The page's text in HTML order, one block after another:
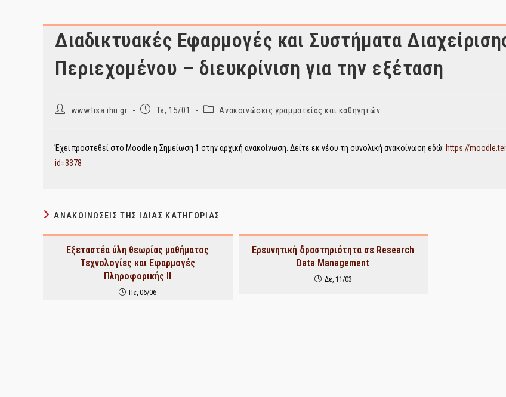
Διαδικτυακές Εφαρμογές και Συστήματα
Περιεχομένου – διευκρίνιση για την εξέταση
Postwww.lisa.ihu.gr
PostΤε, 15/01
PostΑνακοινώσεις γραμματείας και καθηγητών
Έχει προστεθεί στο Moodle η Σημείωση 1 στην αρχική ανακοίνωση. Δείτε εκ νέου τη συνολική ανακοίνωση εδώ: https://
id=3378
ΑΝΑΚΟΙΝΏΣΕΙΣ ΤΗΣ ΊΔΙΑΣ ΚΑΤΗΓΟΡΊΑΣ
Εξεταστέα ύλη θεωρίας μαθήματος
Τεχνολογίες και Εφαρμογές
Πληροφορικής ΙΙ
Πε, 06/06
Ερευνητική δραστηριότητα σε Research
Data Management
Δε, 11/03